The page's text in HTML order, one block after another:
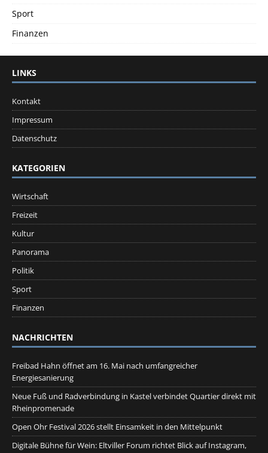
Sport
Finanzen
LINKS
Kontakt
Impressum
Datenschutz
KATEGORIEN
Wirtschaft
Freizeit
Kultur
Panorama
Politik
Sport
Finanzen
NACHRICHTEN
Freibad Hahn öffnet am 16. Mai nach umfangreicher
Energiesanierung
Neue Fuß und Radverbindung in Kastel verbindet Quartier direkt mit
Rheinpromenade
Open Ohr Festival 2026 stellt Einsamkeit in den Mittelpunkt
Digitale Bühne für Wein: Eltviller Forum richtet Blick auf Instagram,